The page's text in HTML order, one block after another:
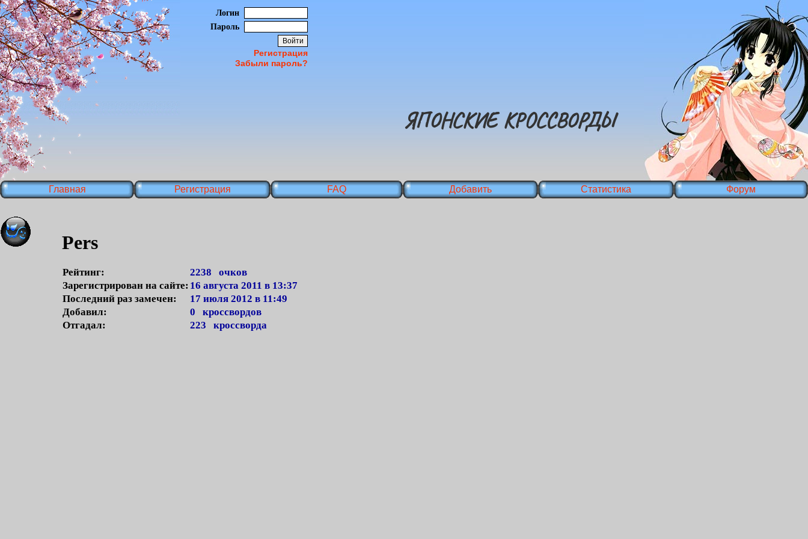
Логин
Пароль
Регистрация
Забыли пароль?
ЯПОНСКИЕ КРОССВОРДЫ
Главная Регистрация FAQ Добавить Статистика Форум
Pers
Рейтинг:
2238 очков
Зарегистрирован на сайте: 16 августа 2011 в 13:37
Последний раз замечен:
17 июля 2012 в 11:49
Добавил:
0 кроссвордов
Отгадал:
223 кроссворда